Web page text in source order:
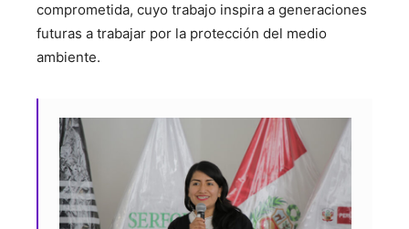
comprometida, cuyo trabajo inspira a generaciones
futuras a trabajar por la protección del medio
ambiente.